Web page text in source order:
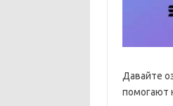
Давайте
помогают